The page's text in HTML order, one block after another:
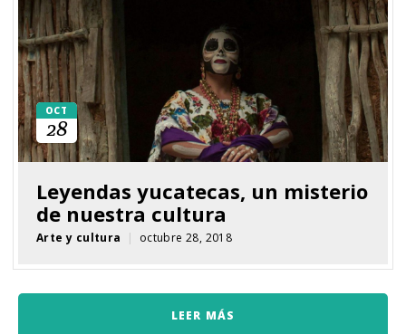
OCT
28
Leyendas yucatecas, un misterio
de nuestra cultura
Arte y cultura | octubre 28, 2018
LEER MÁS